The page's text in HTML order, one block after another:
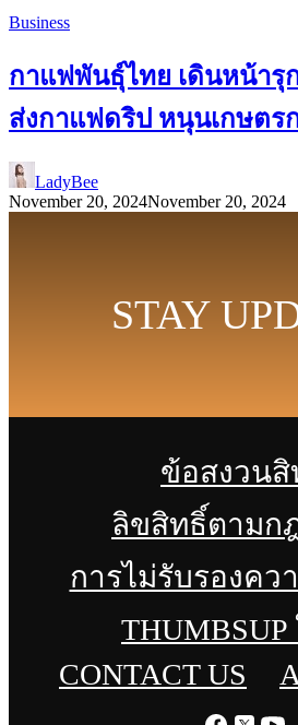
Business
กาแฟพันธุ์ไทย เดินหน้ารุ
ส่งกาแฟดริป หนุนเกษตร
LadyBee
November 20, 2024November 20, 2024
STAY
ข้อสงวนสิ
ลิขสิทธิ์ตามก
การไม่รับรองคว
THUMBSUP
CONTACT US